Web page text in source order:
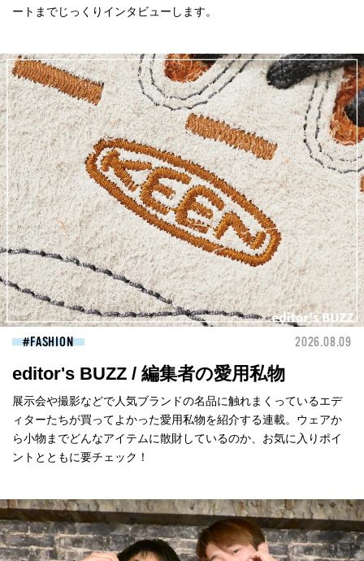
ートまでじっくりインタビューします。
FASHION 2026.08.09
editor's BUZZ / 編集者の愛用私物
展示会や撮影などで人気ブランドの名品に触れまくっているエデ
ィターたちが買ってよかった愛用私物を紹介する連載。ウェアか
ら小物までどんなアイテムに散財しているのか、お気に入りポイ
ントとともに要チェック！